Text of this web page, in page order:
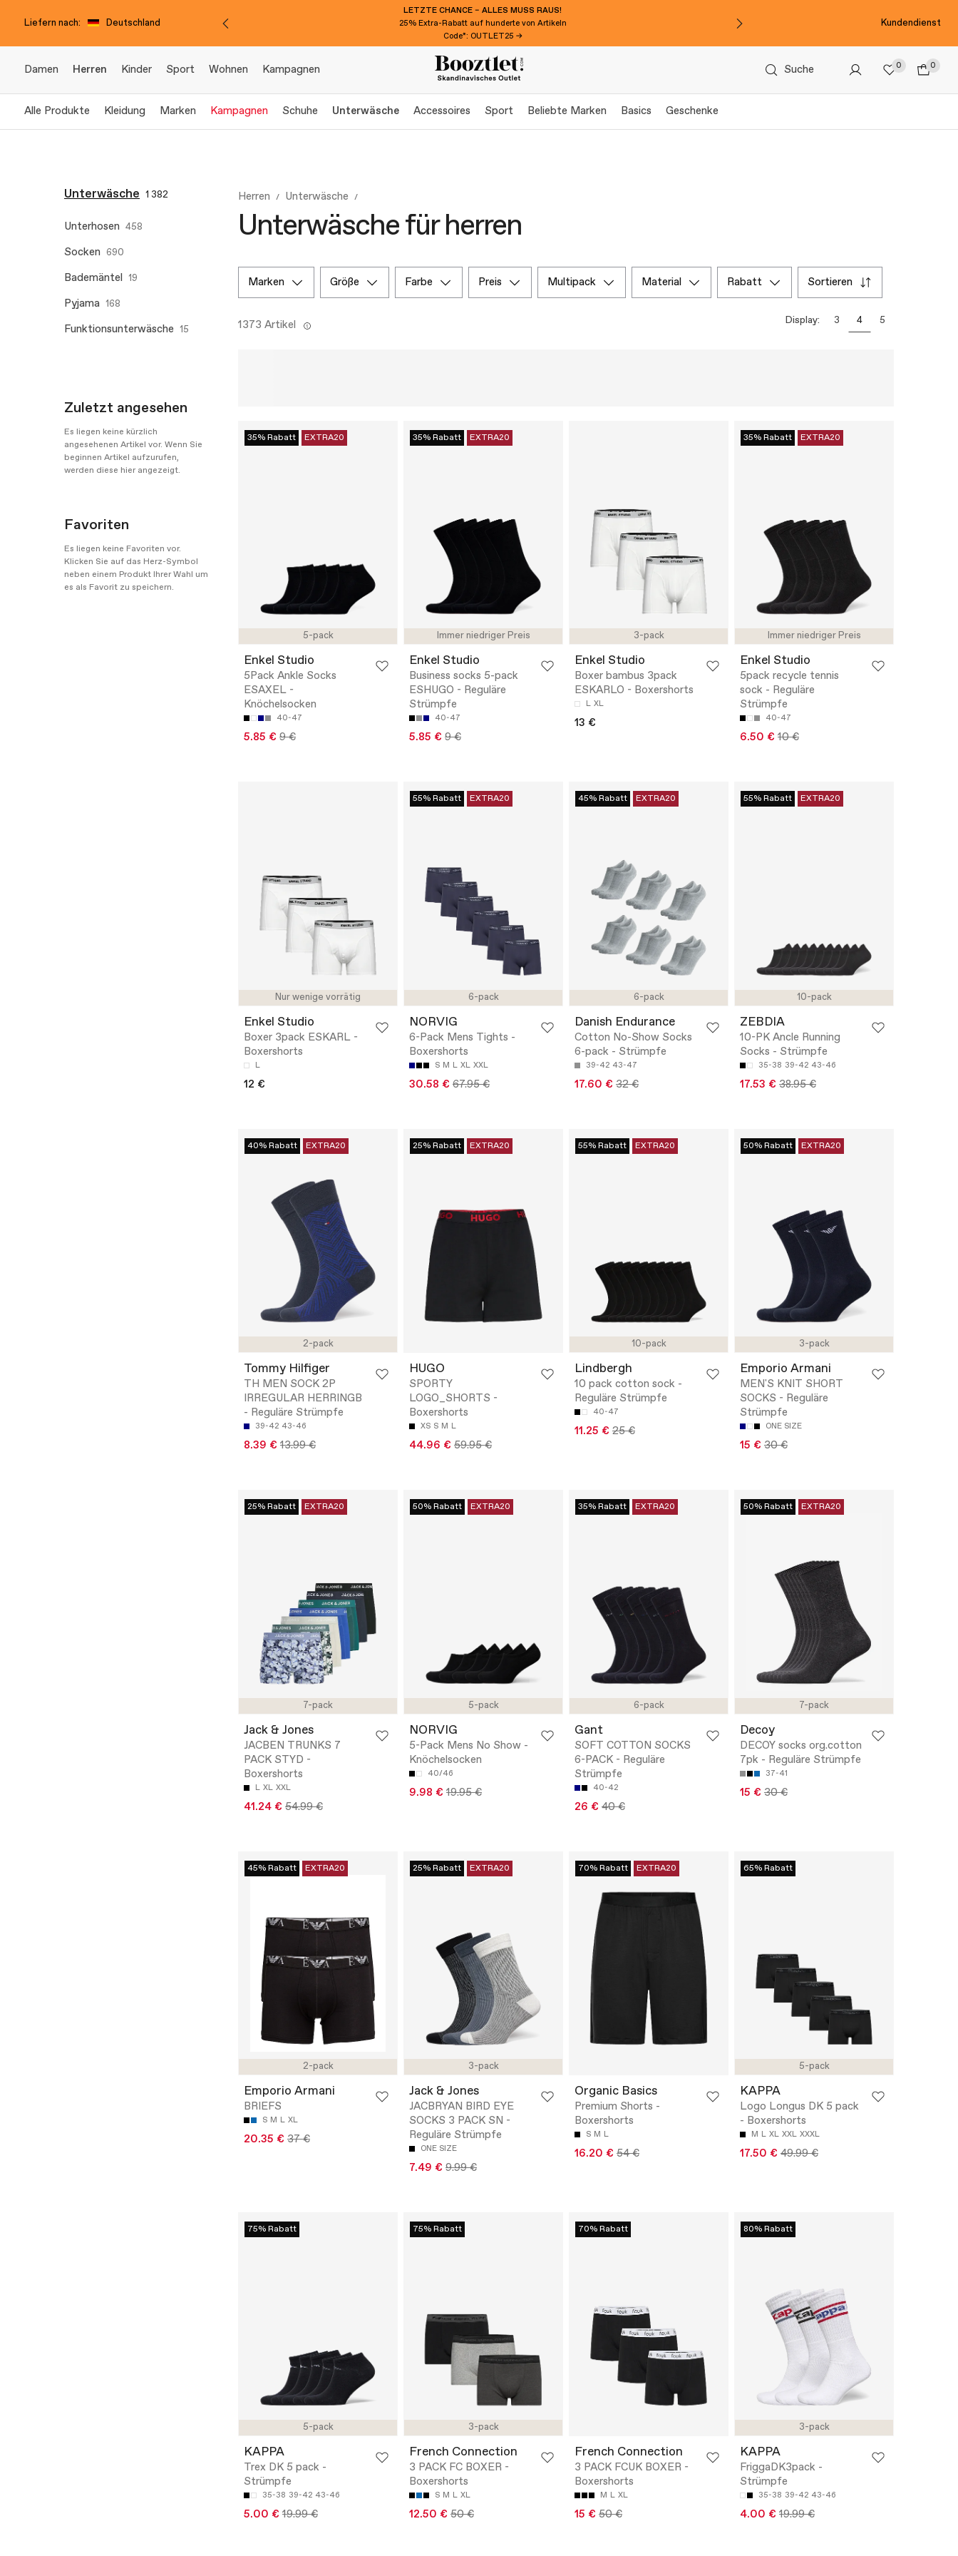
Liefern nach: Deutschland
LETZTE CHANCE – ALLES MUSS RAUS!
25% Extra-Rabatt auf hunderte von Artikeln
Code*: OUTLET25 →
Kundendienst
Damen Herren Kinder Sport Wohnen Kampagnen Suche 0 0
Alle Produkte Kleidung Marken Kampagnen Schuhe Unterwäsche Accessoires Sport Beliebte Marken Basics Geschenke
Unterwäsche 1 382
Unterhosen 458
Socken 690
Bademäntel 19
Pyjama 168
Funktionsunterwäsche 15
Zuletzt angesehen
Es liegen keine kürzlich
angesehenen Artikel vor. Wenn Sie
beginnen Artikel aufzurufen,
werden diese hier angezeigt.
Favoriten
Es liegen keine Favoriten vor.
Klicken Sie auf das Herz-Symbol
neben einem Produkt Ihrer Wahl um
es als Favorit zu speichern.
Herren Unterwäsche
Unterwäsche für herren
marken größe farbe preis multipack material rabatt sortieren
1373 Artikel Display: 3 4 5
5-pack
35% Rabatt EXTRA20
Enkel Studio
5Pack Ankle Socks
ESAXEL -
Knöchelsocken
40-47
5.85 € 9 €
Immer niedriger Preis
35% Rabatt EXTRA20
Enkel Studio
Business socks 5-pack
ESHUGO - Reguläre
Strümpfe
40-47
5.85 € 9 €
3-pack
Enkel Studio
Boxer bambus 3pack
ESKARLO - Boxershorts
L XL
13 €
Immer niedriger Preis
35% Rabatt EXTRA20
Enkel Studio
5pack recycle tennis
sock - Reguläre
Strümpfe
40-47
6.50 € 10 €
Nur wenige vorrätig
Enkel Studio
Boxer 3pack ESKARL -
Boxershorts
L
12 €
6-pack
55% Rabatt EXTRA20
NORVIG
6-Pack Mens Tights -
Boxershorts
S M L XL XXL
30.58 € 67.95 €
6-pack
45% Rabatt EXTRA20
Danish Endurance
Cotton No-Show Socks
6-pack - Strümpfe
39-42 43-47
17.60 € 32 €
10-pack
55% Rabatt EXTRA20
ZEBDIA
10-PK Ancle Running
Socks - Strümpfe
35-38 39-42 43-46
17.53 € 38.95 €
2-pack
40% Rabatt EXTRA20
Tommy Hilfiger
TH MEN SOCK 2P
IRREGULAR HERRINGB
- Reguläre Strümpfe
39-42 43-46
8.39 € 13.99 €
25% Rabatt EXTRA20
HUGO
SPORTY
LOGO_SHORTS -
Boxershorts
XS S M L
44.96 € 59.95 €
10-pack
55% Rabatt EXTRA20
Lindbergh
10 pack cotton sock -
Reguläre Strümpfe
40-47
11.25 € 25 €
3-pack
50% Rabatt EXTRA20
Emporio Armani
MEN'S KNIT SHORT
SOCKS - Reguläre
Strümpfe
ONE SIZE
15 € 30 €
7-pack
25% Rabatt EXTRA20
Jack & Jones
JACBEN TRUNKS 7
PACK STYD -
Boxershorts
L XL XXL
41.24 € 54.99 €
5-pack
50% Rabatt EXTRA20
NORVIG
5-Pack Mens No Show -
Knöchelsocken
40/46
9.98 € 19.95 €
6-pack
35% Rabatt EXTRA20
Gant
SOFT COTTON SOCKS
6-PACK - Reguläre
Strümpfe
40-42
26 € 40 €
7-pack
50% Rabatt EXTRA20
Decoy
DECOY socks org.cotton
7pk - Reguläre Strümpfe
37-41
15 € 30 €
2-pack
45% Rabatt EXTRA20
Emporio Armani
BRIEFS
S M L XL
20.35 € 37 €
3-pack
25% Rabatt EXTRA20
Jack & Jones
JACBRYAN BIRD EYE
SOCKS 3 PACK SN -
Reguläre Strümpfe
ONE SIZE
7.49 € 9.99 €
70% Rabatt EXTRA20
Organic Basics
Premium Shorts -
Boxershorts
S M L
16.20 € 54 €
5-pack
65% Rabatt
KAPPA
Logo Longus DK 5 pack
- Boxershorts
M L XL XXL XXXL
17.50 € 49.99 €
5-pack
75% Rabatt
KAPPA
Trex DK 5 pack -
Strümpfe
35-38 39-42 43-46
5.00 € 19.99 €
3-pack
75% Rabatt
French Connection
3 PACK FC BOXER -
Boxershorts
S M L XL
12.50 € 50 €
70% Rabatt
French Connection
3 PACK FCUK BOXER -
Boxershorts
M L XL
15 € 50 €
3-pack
80% Rabatt
KAPPA
FriggaDK3pack -
Strümpfe
35-38 39-42 43-46
4.00 € 19.99 €